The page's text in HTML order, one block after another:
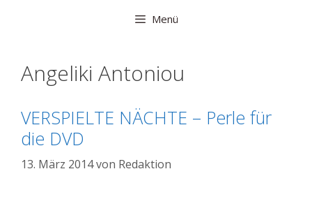
Menü
Angeliki Antoniou
VERSPIELTE NÄCHTE – Perle für
die DVD
13. März 2014von Redaktion